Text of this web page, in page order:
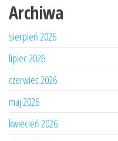
Archiwa
sierpień 2026
lipiec 2026
czerwiec 2026
maj 2026
kwiecień 2026